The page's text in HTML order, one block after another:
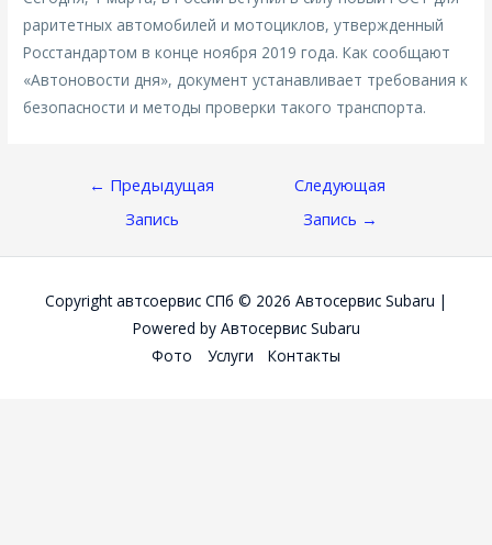
раритетных автомобилей и мотоциклов, утвержденный
Росстандартом в конце ноября 2019 года. Как сообщают
«Автоновости дня», документ устанавливает требования к
безопасности и методы проверки такого транспорта.
Навигация
Записям
← Предыдущая
Запись
Следующая
Запись →
Copyright автсоервис СПб © 2026 Автосервис Subaru |
Powered by Автосервис Subaru
Фото
Услуги Контакты